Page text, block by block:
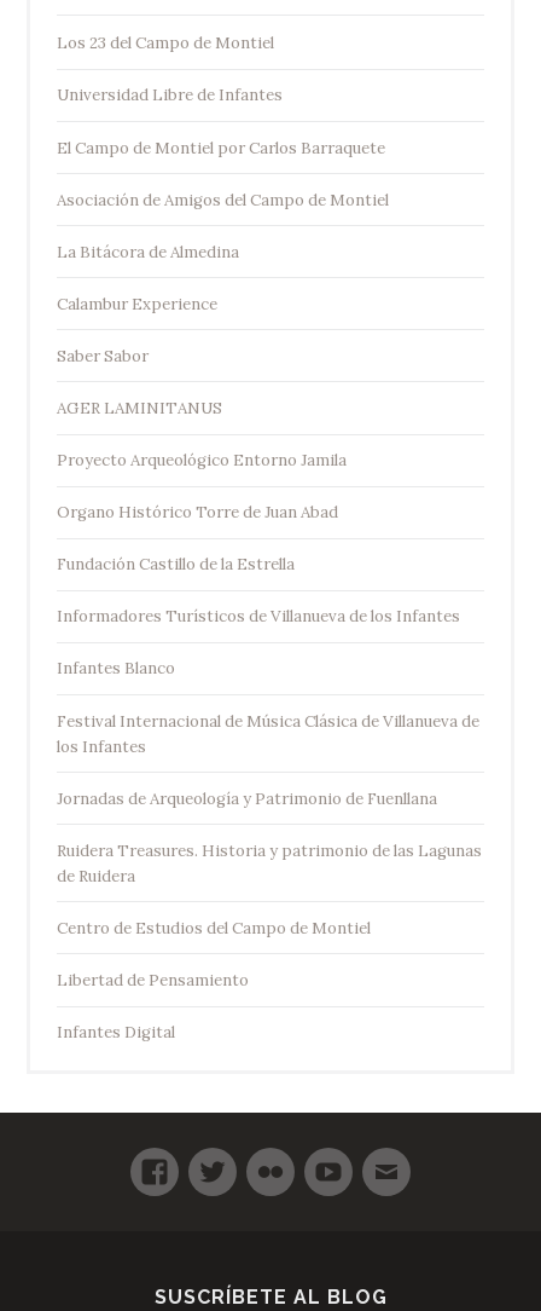
Los 23 del Campo de Montiel
Universidad Libre de Infantes
El Campo de Montiel por Carlos Barraquete
Asociación de Amigos del Campo de Montiel
La Bitácora de Almedina
Calambur Experience
Saber Sabor
AGER LAMINITANUS
Proyecto Arqueológico Entorno Jamila
Organo Histórico Torre de Juan Abad
Fundación Castillo de la Estrella
Informadores Turísticos de Villanueva de los Infantes
Infantes Blanco
Festival Internacional de Música Clásica de Villanueva de
los Infantes
Jornadas de Arqueología y Patrimonio de Fuenllana
Ruidera Treasures. Historia y patrimonio de las Lagunas
de Ruidera
Centro de Estudios del Campo de Montiel
Libertad de Pensamiento
Infantes Digital
SUSCRÍBETE AL BLOG